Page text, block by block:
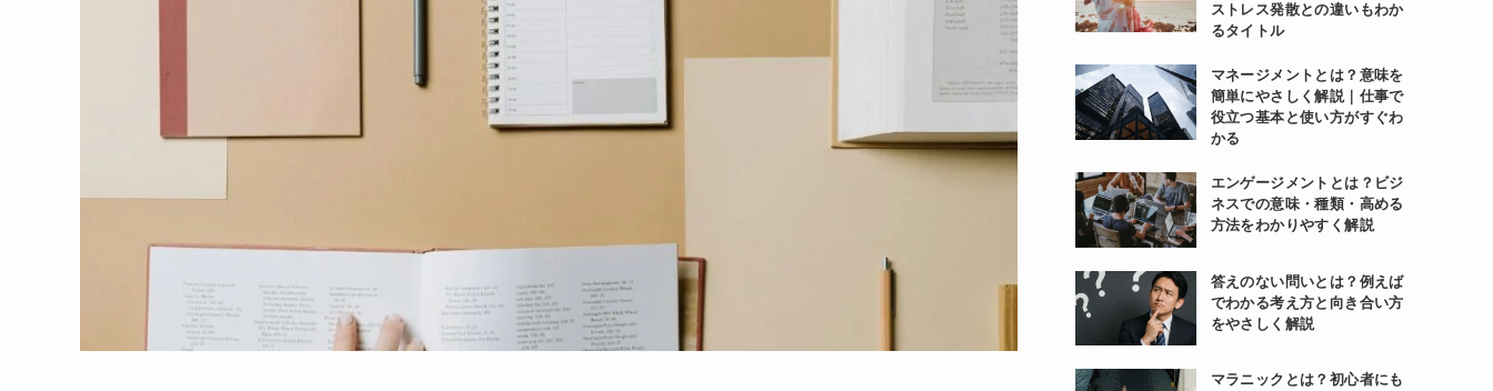
ストレス発散との違いもわか
るタイトル
マネージメントとは？意味を
簡単にやさしく解説｜仕事で
役立つ基本と使い方がすぐわ
かる
エンゲージメントとは？ビジ
ネスでの意味・種類・高める
方法をわかりやすく解説
答えのない問いとは？例えば
でわかる考え方と向き合い方
をやさしく解説
マラニックとは？初心者にも